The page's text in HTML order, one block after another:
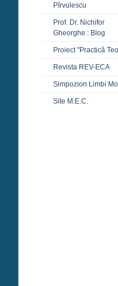
Pîrvulescu
Prof. Dr. Nichifor
Gheorghe : Blog
Proiect "Practică
Revista REV-ECA
Simpozion Limbi
Site M.E.C.